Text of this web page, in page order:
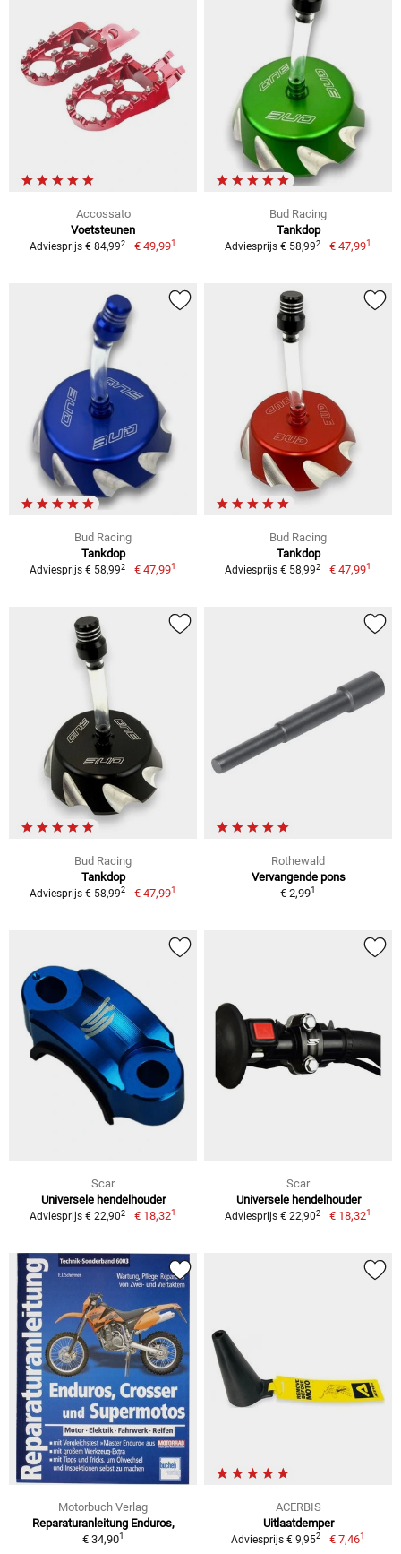
Accossato
Voetsteunen
Adviesprijs € 84,992 € 49,991
Bud Racing
Tankdop
Adviesprijs € 58,992 € 47,991
Bud Racing
Tankdop
Adviesprijs € 58,992 € 47,991
Bud Racing
Tankdop
Adviesprijs € 58,992 € 47,991
Bud Racing
Tankdop
Adviesprijs € 58,992 € 47,991
Rothewald
Vervangende pons
€ 2,991
Scar
Universele hendelhouder
Adviesprijs € 22,902 € 18,321
Scar
Universele hendelhouder
Adviesprijs € 22,902 € 18,321
Motorbuch Verlag
Reparaturanleitung Enduros,
€ 34,901
ACERBIS
Uitlaatdemper
Adviesprijs € 9,952 € 7,461